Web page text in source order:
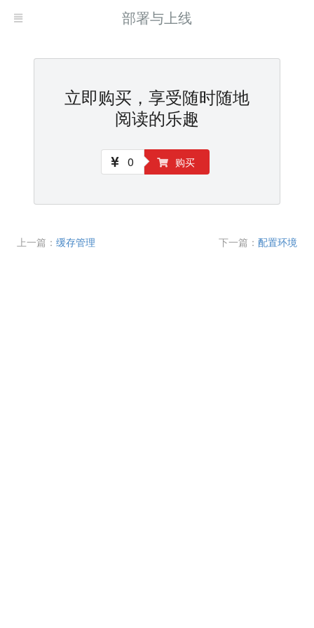
部署与上线
立即购买，享受随时随地
阅读的乐趣
0 购买
上一篇： 缓存管理 下一篇： 配置环境